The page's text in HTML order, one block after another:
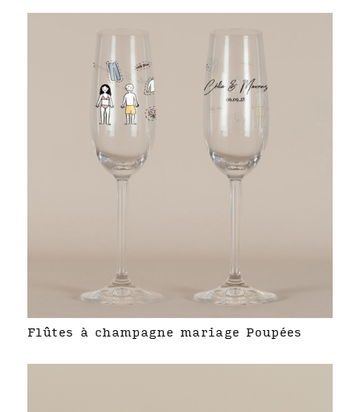
Flûtes à champagne mariage Poupées